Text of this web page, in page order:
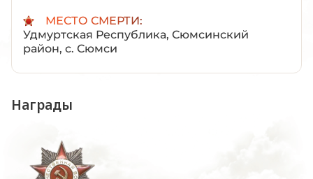
МЕСТО СМЕРТИ:
Удмуртская Республика, Сюмсинский
район, с. Сюмси
Награды